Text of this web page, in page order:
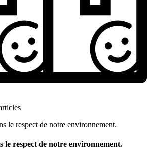
le respect de notre environnement.